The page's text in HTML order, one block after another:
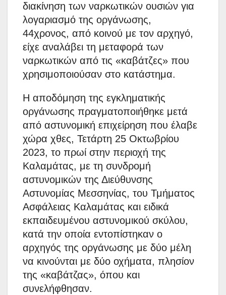
διακίνηση των ναρκωτικών ουσιών για
λογαριασμό της οργάνωσης,
44χρονος, από κοινού με τον αρχηγό,
είχε αναλάβει τη μεταφορά των
ναρκωτικών από τις «καβάτζες» που
χρησιμοποιούσαν στο κατάστημα.
Η αποδόμηση της εγκληματικής
οργάνωσης πραγματοποιήθηκε μετά
από αστυνομική επιχείρηση που έλαβε
χώρα χθες, Τετάρτη 25 Οκτωβρίου
2023, το πρωί στην περιοχή της
Καλαμάτας, με τη συνδρομή
αστυνομικών της Διεύθυνσης
Αστυνομίας Μεσσηνίας, του Τμήματος
Ασφάλειας Καλαμάτας και ειδικά
εκπαιδευμένου αστυνομικού σκύλου,
κατά την οποία εντοπίστηκαν ο
αρχηγός της οργάνωσης με δύο μέλη
να κινούνται με δύο οχήματα, πλησίον
της «καβάτζας», όπου και
συνελήφθησαν.